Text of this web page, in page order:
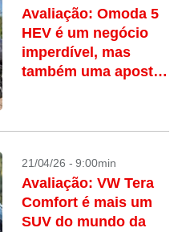
Avaliação: Omoda 5
HEV é um negócio
imperdível, mas
também uma aposta;
21/04/26 - 9:00min
Avaliação: VW Tera
Comfort é mais um
SUV do mundo da